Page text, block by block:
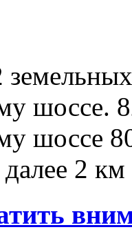
шоссе
2